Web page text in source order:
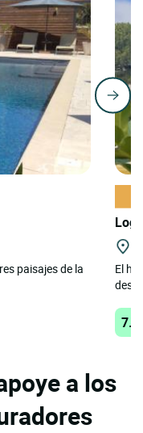
paisajes de la
El
a los